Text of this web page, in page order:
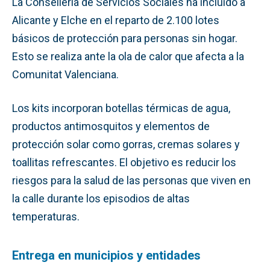
Alicante y Elche en el reparto de 2.100 lotes
básicos de protección para personas sin hogar.
Esto se realiza ante la ola de calor que afecta a la
Comunitat Valenciana.
Los kits incorporan botellas térmicas de agua,
productos antimosquitos y elementos de
protección solar como gorras, cremas solares y
toallitas refrescantes. El objetivo es reducir los
riesgos para la salud de las personas que viven en
la calle durante los episodios de altas
temperaturas.
Entrega en municipios y entidades